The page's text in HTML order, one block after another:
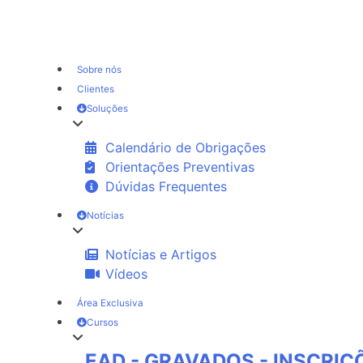
Sobre nós
Clientes
Soluções
Calendário de Obrigações
Orientações Preventivas
Dúvidas Frequentes
Notícias
Notícias e Artigos
Vídeos
Área Exclusiva
Cursos